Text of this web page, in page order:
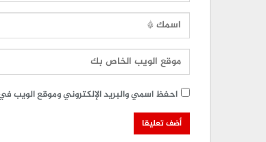
احفظ اسمي والبريد الإلكتروني وموقع الويب